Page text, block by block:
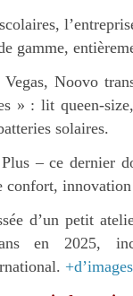
gamme,
Noovo
» : lit queen-
solaires.
– ce dernier
innovation
d’un petit
en 2025,
+d’images